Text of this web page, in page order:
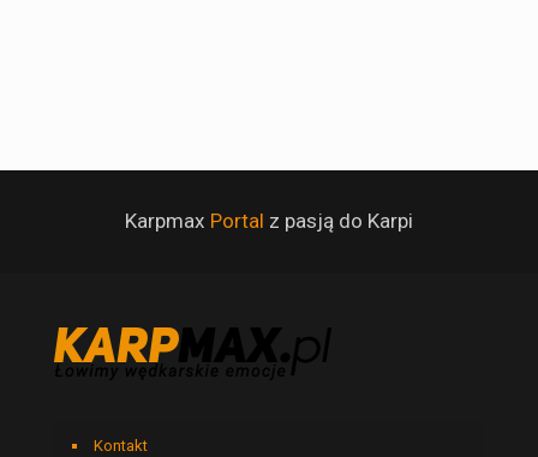
Karpmax Portal z pasją do Karpi
Kontakt